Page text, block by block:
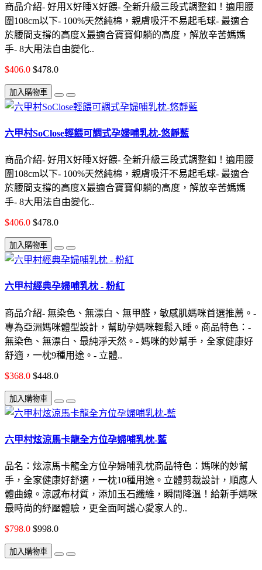
商品介紹- 好用X好睡X好餵- 全新升級三段式調整釦！適用腰
圍108cm以下- 100%天然純棉，親膚吸汗不易起毛球- 最適合
於腰間支撐的高度X最適合寶寶仰躺的高度，解放辛苦媽媽
手- 8大用法自由變化..
$406.0 $478.0
加入購物車
六甲村SoClose輕餵可調式孕婦哺乳枕-悠靜藍
商品介紹- 好用X好睡X好餵- 全新升級三段式調整釦！適用腰
圍108cm以下- 100%天然純棉，親膚吸汗不易起毛球- 最適合
於腰間支撐的高度X最適合寶寶仰躺的高度，解放辛苦媽媽
手- 8大用法自由變化..
$406.0 $478.0
加入購物車
六甲村經典孕婦哺乳枕 - 粉紅
商品介紹- 無染色、無漂白、無甲醛，敏感肌媽咪首選推薦。-
專為亞洲媽咪體型設計，幫助孕媽咪輕鬆入睡。商品特色：-
無染色、無漂白、最純淨天然。- 媽咪的妙幫手，全家健康好
舒適，一枕9種用途。- 立體..
$368.0 $448.0
加入購物車
六甲村炫涼馬卡龍全方位孕婦哺乳枕-藍
品名：炫涼馬卡龍全方位孕婦哺乳枕商品特色：媽咪的妙幫
手，全家健康好舒適，一枕10種用途。立體剪裁設計，順應人
體曲線。涼感布材質，添加玉石纖維，瞬間降溫！給新手媽咪
最時尚的紓壓體驗，更全面呵護心愛家人的..
$798.0 $998.0
加入購物車